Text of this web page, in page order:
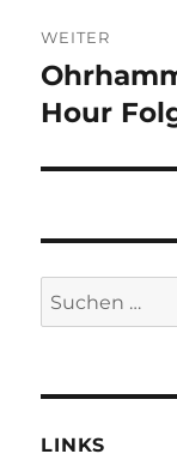
WEITER
Nächster
Beitrag:
Hour
Suchen
nach:
LINKS